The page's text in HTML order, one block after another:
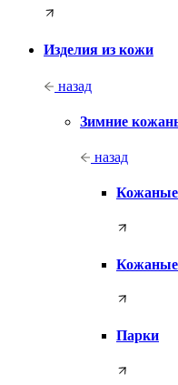
Изделия из кожи
назад
Зимние
назад
Кожаные
Парки